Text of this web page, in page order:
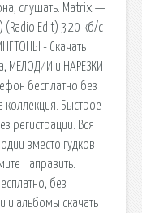
слушать. Matrix —
(Radio Edit) 320 кб/с
- Скачать
МЕЛОДИИ и НАРЕЗКИ
бесплатно без
коллекция. Быстрое
регистрации. Вся
вместо гудков
Направить.
без
и альбомы скачать